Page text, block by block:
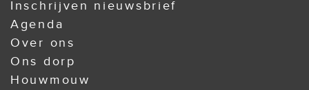
Inschrijven nieuwsbrief
Agenda
Over ons
Ons dorp
Houwmouw